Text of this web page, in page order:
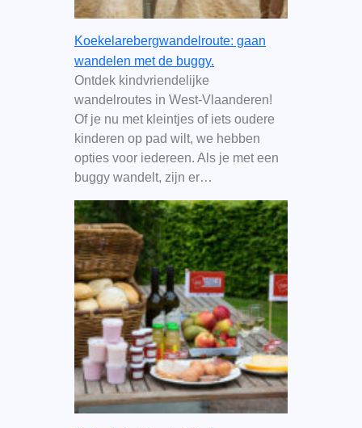
Koekelarebergwandelroute: gaan
wandelen met de buggy.
Ontdek kindvriendelijke
wandelroutes in West-Vlaanderen!
Of je nu met kleintjes of iets oudere
kinderen op pad wilt, we hebben
opties voor iedereen. Als je met een
buggy wandelt, zijn er…